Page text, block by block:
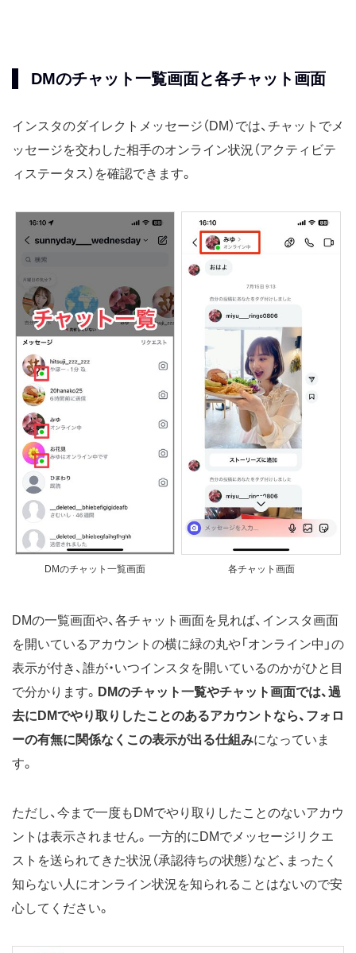
DMのチャット一覧画面と各チャット画面
インスタのダイレクトメッセージ（DM）では、チャットでメ
ッセージを交わした相手のオンライン状況（アクティビテ
ィステータス）を確認できます。
DMのチャット一覧画面 各チャット画面
DMの一覧画面や、各チャット画面を見れば、インスタ画面
を開いているアカウントの横に緑の丸や「オンライン中」の
表示が付き、誰が・いつインスタを開いているのかがひと目
で分かります。 DMのチャット一覧やチャット画面では、過
去にDMでやり取りしたことのあるアカウントなら、フォロ
ーの有無に関係なくこの表示が出る仕組みになっていま
す。
ただし、今まで一度もDMでやり取りしたことのないアカウ
ントは表示されません。一方的にDMでメッセージリクエ
ストを送られてきた状況（承認待ちの状態）など、まったく
知らない人にオンライン状況を知られることはないので安
心してください。